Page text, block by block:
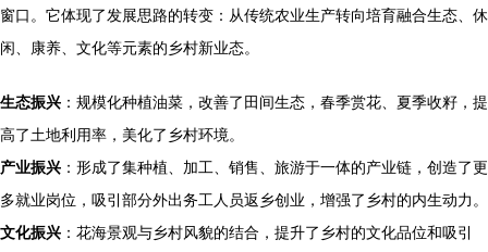
窗口。它体现了发展思路的转变：从传统农业生产转向培育融合生态、休
闲、康养、文化等元素的乡村新业态。
生态振兴 ：规模化种植油菜，改善了田间生态，春季赏花、夏季收籽，提
高了土地利用率，美化了乡村环境。
产业振兴 ：形成了集种植、加工、销售、旅游于一体的产业链，创造了更
多就业岗位，吸引部分外出务工人员返乡创业，增强了乡村的内生动力。
文化振兴 ：花海景观与乡村风貌的结合，提升了乡村的文化品位和吸引